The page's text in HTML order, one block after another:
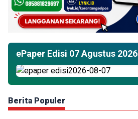
ePaper Edisi 07 Agustus 2026
Berita Populer